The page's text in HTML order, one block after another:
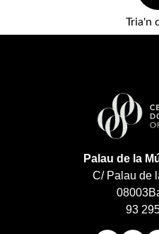
Tria'n
Palau de la
C/ Palau de
08003
93